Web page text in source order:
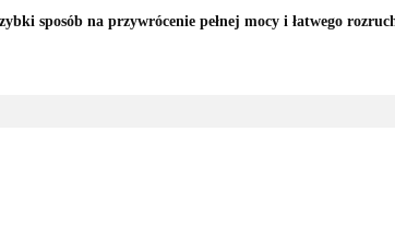
sposób na przywrócenie pełnej mocy i łatwego